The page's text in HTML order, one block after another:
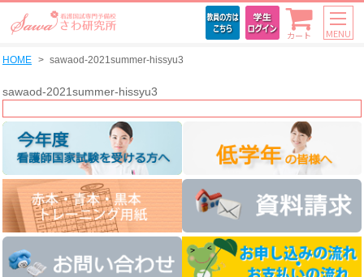
カート MENU
HOME sawaod-2021summer-hissyu3
sawaod-2021summer-hissyu3